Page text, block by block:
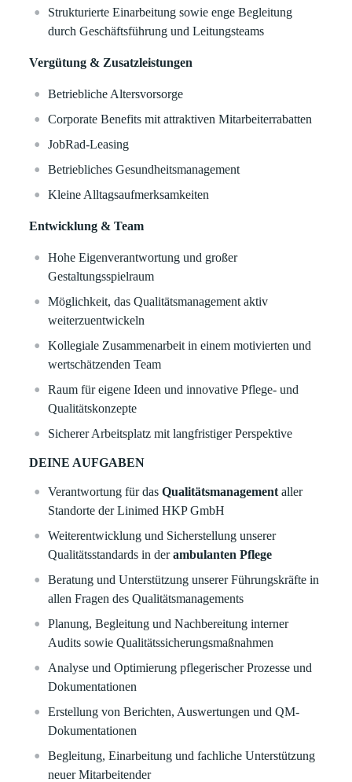
Strukturierte Einarbeitung sowie enge Begleitung
durch Geschäftsführung und Leitungsteams
Vergütung & Zusatzleistungen
Betriebliche Altersvorsorge
Corporate Benefits mit attraktiven Mitarbeiterrabatten
JobRad-Leasing
Betriebliches Gesundheitsmanagement
Kleine Alltagsaufmerksamkeiten
Entwicklung & Team
Hohe Eigenverantwortung und großer
Gestaltungsspielraum
Möglichkeit, das Qualitätsmanagement aktiv
weiterzuentwickeln
Kollegiale Zusammenarbeit in einem motivierten und
wertschätzenden Team
Raum für eigene Ideen und innovative Pflege- und
Qualitätskonzepte
Sicherer Arbeitsplatz mit langfristiger Perspektive
DEINE AUFGABEN
Verantwortung für dasQualitätsmanagement aller
Standorte der Linimed HKP GmbH
Weiterentwicklung und Sicherstellung unserer
Qualitätsstandards in derambulanten Pflege
Beratung und Unterstützung unserer Führungskräfte in
allen Fragen des Qualitätsmanagements
Planung, Begleitung und Nachbereitung interner
Audits sowie Qualitätssicherungsmaßnahmen
Analyse und Optimierung pflegerischer Prozesse und
Dokumentationen
Erstellung von Berichten, Auswertungen und QM-
Dokumentationen
Begleitung, Einarbeitung und fachliche Unterstützung
neuer Mitarbeitender